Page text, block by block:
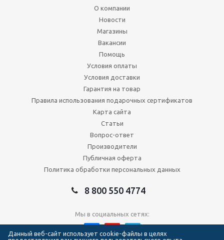
О компании
Новости
Магазины
Вакансии
Помощь
Условия оплаты
Условия доставки
Гарантия на товар
Правила использования подарочных сертификатов
Карта сайта
Статьи
Вопрос-ответ
Производители
Публичная оферта
Политика обработки персональных данных
8 800 550 4774
Мы в социальных сетях:
Данный веб-сайт использует cookie-файлы в целях